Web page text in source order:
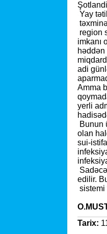
Yay
region
imkanı
adi
Amma
yerli
Bunun
olan
sui-
edilir.
sistemi
Tarix: